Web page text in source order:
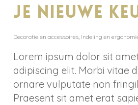
je nieuwe
Decoratie en accessoires, Indeling en
Lorem ipsum dolor sit
adipiscing elit. Morbi vitae
ornare vulputate non
Praesent sit amet erat